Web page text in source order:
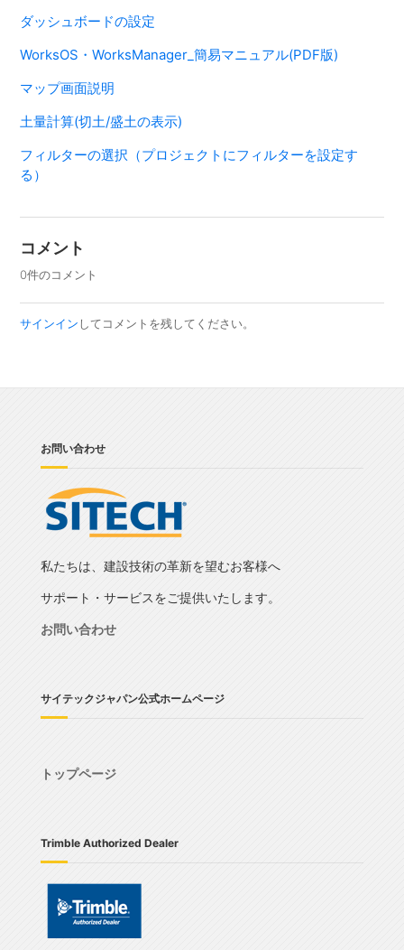
ダッシュボードの設定
WorksOS・WorksManager_簡易マニュアル(PDF版)
マップ画面説明
土量計算(切土/盛土の表示)
フィルターの選択（プロジェクトにフィルターを設定す
る）
コメント
0件のコメント
サインインしてコメントを残してください。
お問い合わせ
私たちは、建設技術の革新を望むお客様へ
サポート・サービスをご提供いたします。
お問い合わせ
サイテックジャパン公式ホームページ
トップページ
Trimble Authorized Dealer